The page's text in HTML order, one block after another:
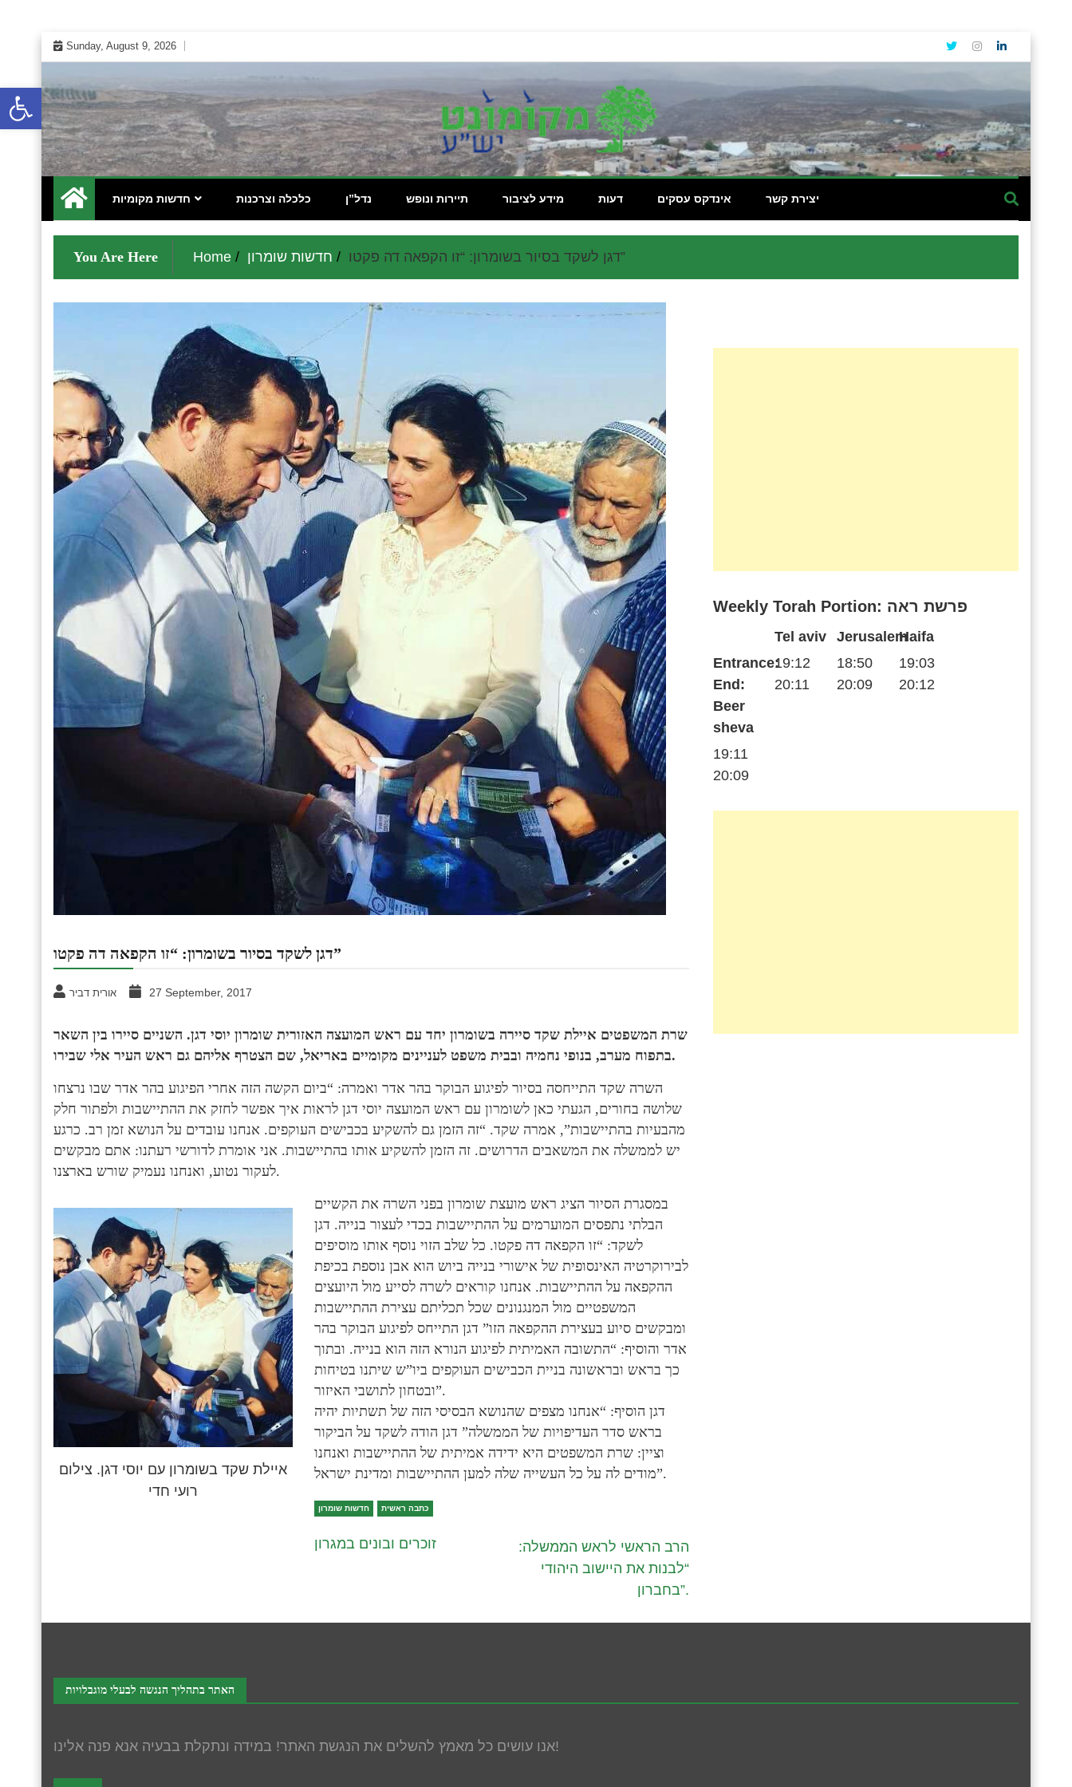
Open toolbar
Skip
to
content
Sunday, August 9, 2026
מקומונט הישובים ביו"ש
מקומון אינטרנטי לתושבי השומרון בנימין גוש עציון והר חברון
חדשות מקומיות כלכלה וצרכנות נדל”ן תיירות ונופש מידע לציבור דעות אינדקס עסקים יצירת קשר
You Are Here Home חדשות שומרון דגן לשקד בסיור בשומרון: “זו הקפאה דה פקטו”
דגן לשקד בסיור בשומרון: “זו הקפאה דה פקטו”
אורית דביר 27 September, 2017
שרת המשפטים איילת שקד סיירה בשומרון יחד עם ראש המועצה האזורית שומרון יוסי דגן. השניים סיירו בין השאר
בתפוח מערב, בנופי נחמיה ובבית משפט לעניינים מקומיים באריאל, שם הצטרף אליהם גם ראש העיר אלי שבירו.
השרה שקד התייחסה בסיור לפיגוע הבוקר בהר אדר ואמרה: “ביום הקשה הזה אחרי הפיגוע בהר אדר שבו נרצחו
שלושה בחורים, הגעתי כאן לשומרון עם ראש המועצה יוסי דגן לראות איך אפשר לחזק את ההתיישבות ולפתור חלק
מהבעיות בהתיישבות”, אמרה שקד. “זה הזמן גם להשקיע בכבישים העוקפים. אנחנו עובדים על הנושא זמן רב. כרגע
יש לממשלה את המשאבים הדרושים. זה הזמן להשקיע אותו בהתיישבות. אני אומרת לדורשי רעתנו: אתם מבקשים
לעקור נטוע, ואנחנו נעמיק שורש בארצנו.
איילת שקד בשומרון עם יוסי דגן. צילום
רועי חדי
במסגרת הסיור הציג ראש מועצת שומרון בפני השרה את הקשיים
הבלתי נתפסים המוערמים על ההתיישבות בכדי לעצור בנייה. דגן
לשקד: “זו הקפאה דה פקטו. כל שלב הזוי נוסף אותו מוסיפים
לבירוקרטיה האינסופית של אישורי בנייה ביוש הוא אבן נוספת בכיפת
ההקפאה על ההתיישבות. אנחנו קוראים לשרה לסייע מול היועצים
המשפטיים מול המנגנונים שכל תכליתם עצירת ההתיישבות
ומבקשים סיוע בעצירת ההקפאה הזו” דגן התייחס לפיגוע הבוקר בהר
אדר והוסיף: “התשובה האמיתית לפיגוע הנורא הזה הוא בנייה. ובתוך
כך בראש ובראשונה בניית הכבישים העוקפים ביו”ש שיתנו בטיחות
ובטחון לתושבי האיזור”.
דגן הוסיף: “אנחנו מצפים שהנושא הבסיסי הזה של תשתיות יהיה
בראש סדר העדיפויות של הממשלה” דגן הודה לשקד על הביקור
וציין: שרת המשפטים היא ידידה אמיתית של ההתיישבות ואנחנו
מודים לה על כל העשייה שלה למען ההתיישבות ומדינת ישראל”.
חדשות שומרון כתבה ראשית
זוכרים ובונים במגרון
הרב הראשי לראש הממשלה:
“לבנות את היישוב היהודי
בחברון”.
Weekly Torah Portion: פרשת ראה
Entrance:
End:
Tel aviv
19:12
20:11
Jerusalem
18:50
20:09
Haifa
19:03
20:12
Beer
sheva
19:11
20:09
האתר בתהליך הנגשה לבעלי מוגבלויות
אנו עושים כל מאמץ להשלים את הנגשת האתר! במידה ונתקלת בבעיה אנא פנה אלינו!